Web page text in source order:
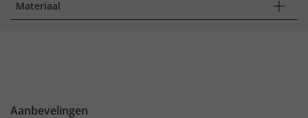
Materiaal
Aanbevelingen